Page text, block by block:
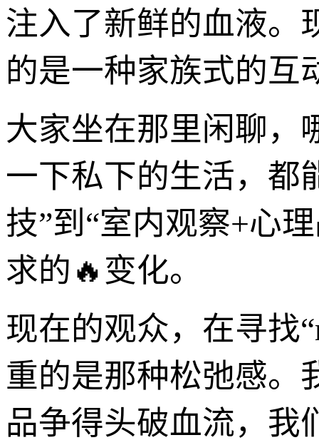
注入了新鲜的血液。
的是一种家族式的互
大家坐在那里闲聊，
一下私下的生活，都
技”到“室内观察+心
求的🔥变化。
现在的观众，在寻找
重的是那种松弛感。
品争得头破血流，我